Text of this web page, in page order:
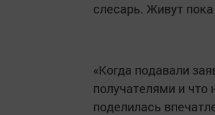
слесарь. Живут
«Когда подавали
получателями и что
поделилась